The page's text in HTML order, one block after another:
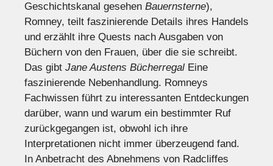
Geschichtskanal gesehen Bauernsterne),
Romney, teilt faszinierende Details ihres Handels
und erzählt ihre Quests nach Ausgaben von
Büchern von den Frauen, über die sie schreibt.
Das gibt Jane Austens Bücherregal Eine
faszinierende Nebenhandlung. Romneys
Fachwissen führt zu interessanten Entdeckungen
darüber, wann und warum ein bestimmter Ruf
zurückgegangen ist, obwohl ich ihre
Interpretationen nicht immer überzeugend fand.
In Anbetracht des Abnehmens von Radcliffes